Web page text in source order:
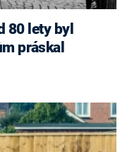
80 lety byl
práskal